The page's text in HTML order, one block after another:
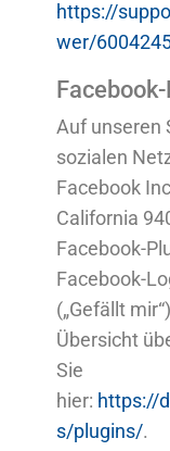
https://
wer/
Auf unseren
sozialen
Facebook Inc
California
Facebook-
Facebook-
(„Gefällt
Übersicht
Sie
hier: https://
s/plugins/.